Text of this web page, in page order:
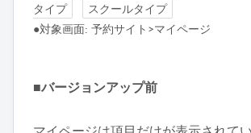
タイプ
スクールタイプ
●対象画面: 予約サイト>マイページ
■バージョンアップ前